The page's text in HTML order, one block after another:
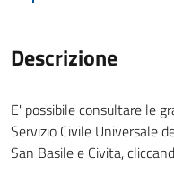
Descrizione
E' possibile consultare le
Servizio Civile Universale
San Basile e Civita,